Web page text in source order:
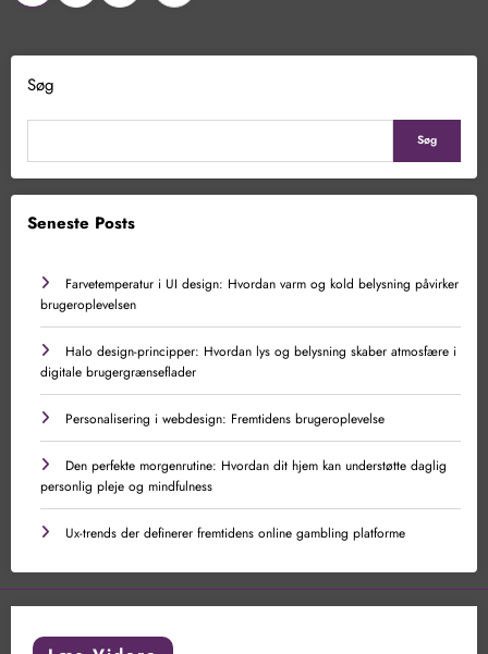
Søg
Søg
Seneste Posts
Farvetemperatur i UI design: Hvordan varm og kold belysning påvirker
brugeroplevelsen
Halo design-principper: Hvordan lys og belysning skaber atmosfære i
digitale brugergrænseflader
Personalisering i webdesign: Fremtidens brugeroplevelse
Den perfekte morgenrutine: Hvordan dit hjem kan understøtte daglig
personlig pleje og mindfulness
Ux-trends der definerer fremtidens online gambling platforme